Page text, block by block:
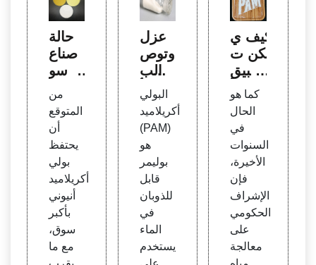
حالة
صناع
ة سو
ي أكر
يلاميد
والتح
ليل ال
تفصي
لي
من
المتوقع
أن
يحتفظ
بولي
أكريلاميد
أنيوني
بأكبر
سوق،
مع ما
عزل
وتوص
يف الب
ولي أ
كريلام
يد الم
تحلل
البولي
أكريلاميد
(PAM)
هو
بوليمر
قابل
للذوبان
في
الماء
يستخدم
كيف ي
مكن ت
طبيق
بولي أ
كريلام
يد في
معالج
ة مياه
الصر
ف ال
صحي
كما هو
الحال
في
السنوات
الأخيرة،
فإن
الإشراف
الحكومي
على
معالجة